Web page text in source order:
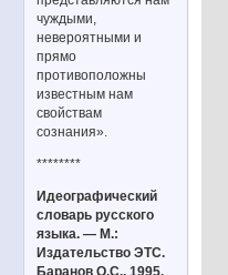
чуждыми,
невероятными и
прямо
противоположны
известным нам
свойствам
сознания».
********
Идеографический
словарь русского
языка. — М.:
Издательство ЭТС.
Баранов О.С.. 1995.